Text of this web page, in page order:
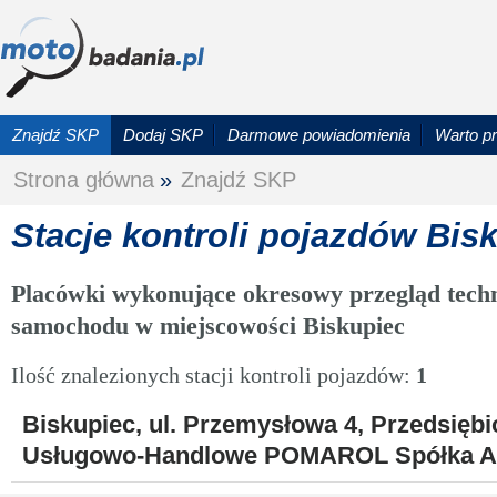
Znajdź SKP Dodaj SKP Darmowe powiadomienia Warto
Strona główna » Znajdź SKP
Stacje kontroli pojazdów
Placówki wykonujące okresowy przegląd
samochodu w miejscowości Biskupiec
Ilość znalezionych stacji kontroli pojazdów: 1
Biskupiec, ul. Przemysłowa 4,
Usługowo-Handlowe POMAROL Spółka